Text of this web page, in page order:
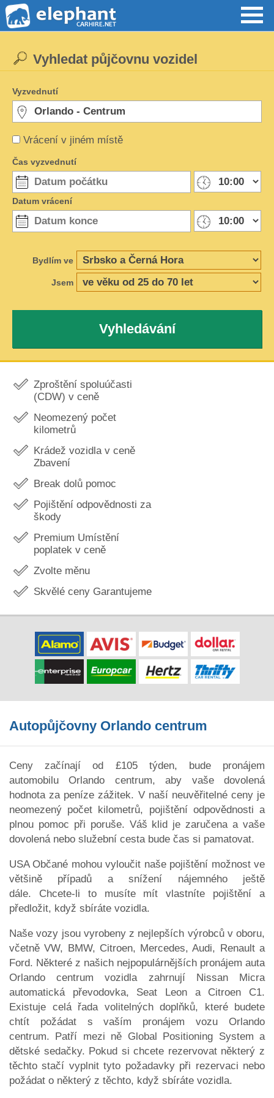
Vrácení v jiném místě
Vyhledat půjčovnu vozidel
Vyzvednutí
Čas vyzvednutí
Datum vrácení
Bydlím ve
Jsem
Vyhledávání
Zproštění spoluúčasti
(CDW) v ceně
Neomezený počet
kilometrů
Krádež vozidla v ceně
Zbavení
Break dolů pomoc
Pojištění odpovědnosti za
škody
Premium Umístění
poplatek v ceně
Zvolte měnu
Skvělé ceny Garantujeme
Autopůjčovny Orlando centrum
Ceny začínají od £105 týden, bude pronájem
automobilu Orlando centrum, aby vaše dovolená
hodnota za peníze zážitek. V naší neuvěřitelné ceny je
neomezený počet kilometrů, pojištění odpovědnosti a
plnou pomoc při poruše. Váš klid je zaručena a vaše
dovolená nebo služební cesta bude čas si pamatovat.
USA Občané mohou vyloučit naše pojištění možnost ve
většině případů a snížení nájemného ještě
dále. Chcete-li to musíte mít vlastníte pojištění a
předložit, když sbíráte vozidla.
Naše vozy jsou vyrobeny z nejlepších výrobců v oboru,
včetně VW, BMW, Citroen, Mercedes, Audi, Renault a
Ford. Některé z našich nejpopulárnějších pronájem auta
Orlando centrum vozidla zahrnují Nissan Micra
automatická převodovka, Seat Leon a Citroen C1.
Existuje celá řada volitelných doplňků, které budete
chtít požádat s vaším pronájem vozu Orlando
centrum. Patří mezi ně Global Positioning System a
dětské sedačky. Pokud si chcete rezervovat některý z
těchto stačí vyplnit tyto požadavky při rezervaci nebo
požádat o některý z těchto, když sbíráte vozidla.